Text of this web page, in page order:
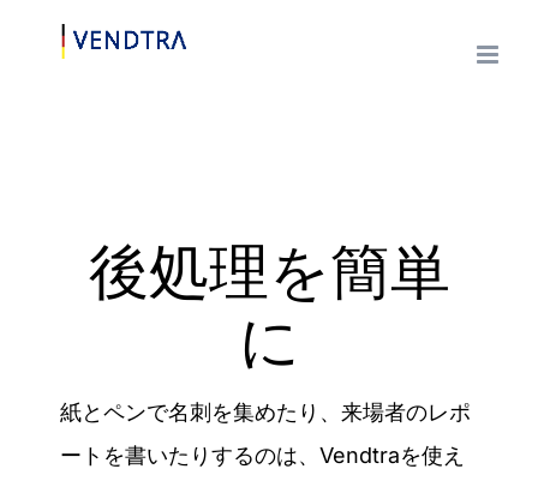
後処理を簡単
に
紙とペンで名刺を集めたり、来場者のレポ
ートを書いたりするのは、Vendtraを使え